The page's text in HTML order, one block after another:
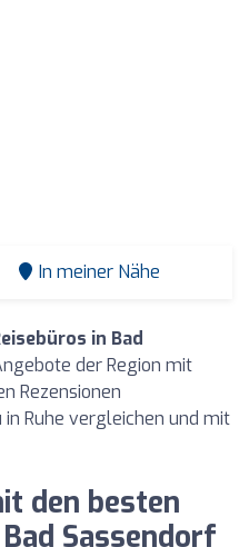
In meiner Nähe
in Bad
der Region mit
Rezensionen
Ruhe vergleichen und mit
den besten
Sassendorf